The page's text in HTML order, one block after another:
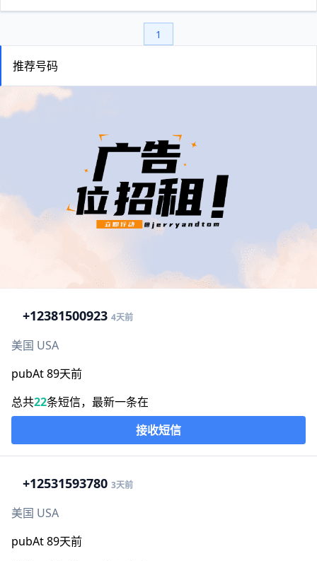
1
推荐号码
+12381500923 4天前
美国 USA
pubAt 89天前
总共22条短信，最新一条在
接收短信
+12531593780 3天前
美国 USA
pubAt 89天前